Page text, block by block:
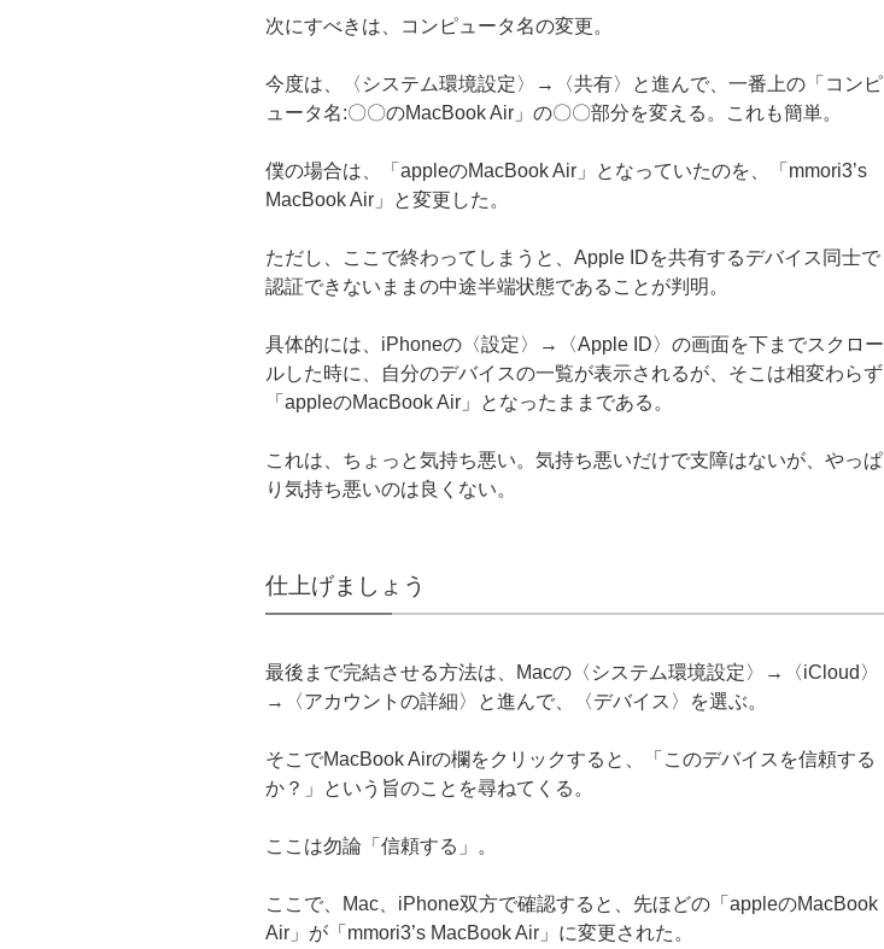
次にすべきは、コンピュータ名の変更。
今度は、〈システム環境設定〉→〈共有〉と進んで、一番上の「コンピ
ュータ名:〇〇のMacBook Air」の〇〇部分を変える。これも簡単。
僕の場合は、「appleのMacBook Air」となっていたのを、「mmori3’s
MacBook Air」と変更した。
ただし、ここで終わってしまうと、Apple IDを共有するデバイス同士で
認証できないままの中途半端状態であることが判明。
具体的には、iPhoneの〈設定〉→〈Apple ID〉の画面を下までスクロー
ルした時に、自分のデバイスの一覧が表示されるが、そこは相変わらず
「appleのMacBook Air」となったままである。
これは、ちょっと気持ち悪い。気持ち悪いだけで支障はないが、やっぱ
り気持ち悪いのは良くない。
仕上げましょう
最後まで完結させる方法は、Macの〈システム環境設定〉→〈iCloud〉
→〈アカウントの詳細〉と進んで、〈デバイス〉を選ぶ。
そこでMacBook Airの欄をクリックすると、「このデバイスを信頼する
か？」という旨のことを尋ねてくる。
ここは勿論「信頼する」。
ここで、Mac、iPhone双方で確認すると、先ほどの「appleのMacBook
Air」が「mmori3’s MacBook Air」に変更された。